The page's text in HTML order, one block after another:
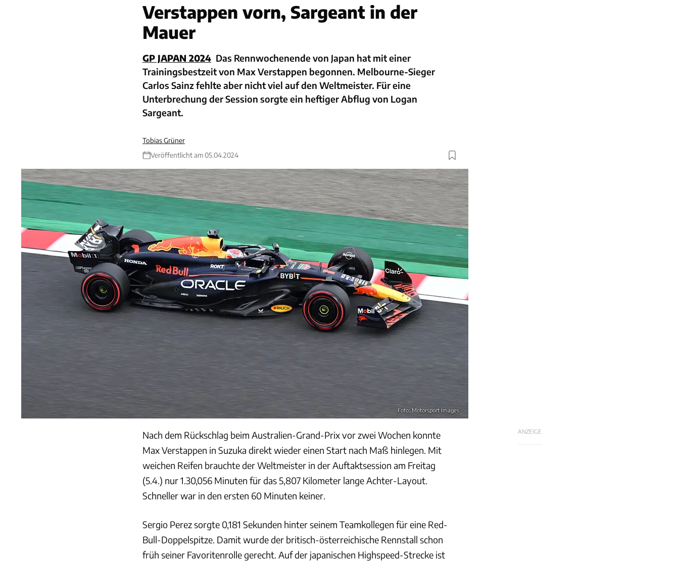
Verstappen vorn, Sargeant in der
Mauer
GP JAPAN 2024 Das Rennwochenende von Japan hat mit einer
Trainingsbestzeit von Max Verstappen begonnen. Melbourne-Sieger
Carlos Sainz fehlte aber nicht viel auf den Weltmeister. Für eine
Unterbrechung der Session sorgte ein heftiger Abflug von Logan
Sargeant.
Tobias Grüner
Veröffentlicht am 05.04.2024
Foto: Motorsport Images
ANZEIGE
Nach dem Rückschlag beim Australien-Grand-Prix vor zwei Wochen konnte
Max Verstappen in Suzuka direkt wieder einen Start nach Maß hinlegen. Mit
weichen Reifen brauchte der Weltmeister in der Auftaktsession am Freitag
(5.4.) nur 1.30,056 Minuten für das 5,807 Kilometer lange Achter-Layout.
Schneller war in den ersten 60 Minuten keiner.
Sergio Perez sorgte 0,181 Sekunden hinter seinem Teamkollegen für eine Red-
Bull-Doppelspitze. Damit wurde der britisch-österreichische Rennstall schon
früh seiner Favoritenrolle gerecht. Auf der japanischen Highspeed-Strecke ist